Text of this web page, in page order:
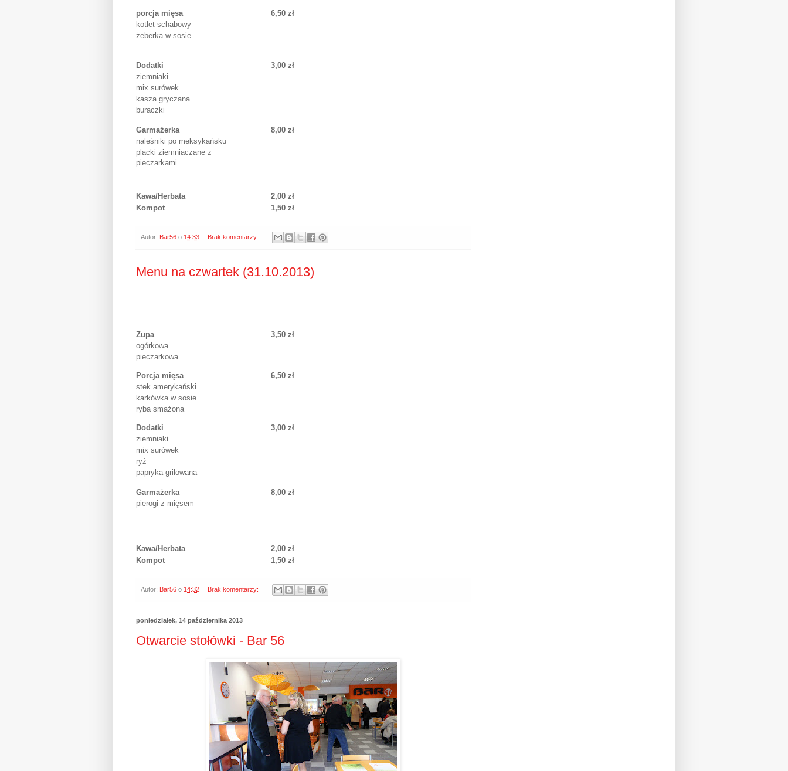
porcja mięsa
6,50 zł
kotlet schabowy
żeberka w sosie
Dodatki
3,00 zł
ziemniaki
mix surówek
kasza gryczana
buraczki
Garmażerka
8,00 zł
naleśniki po meksykańsku
placki ziemniaczane z
pieczarkami
Kawa/Herbata
2,00 zł
Kompot
1,50 zł
Autor: Bar56 o 14:33 Brak komentarzy:
Menu na czwartek (31.10.2013)
Zupa
3,50 zł
ogórkowa
pieczarkowa
Porcja mięsa
6,50 zł
stek amerykański
karkówka w sosie
ryba smażona
Dodatki
3,00 zł
ziemniaki
mix surówek
ryż
papryka grilowana
Garmażerka
8,00 zł
pierogi z mięsem
Kawa/Herbata
2,00 zł
Kompot
1,50 zł
Autor: Bar56 o 14:32 Brak komentarzy:
poniedziałek, 14 października 2013
Otwarcie stołówki - Bar 56